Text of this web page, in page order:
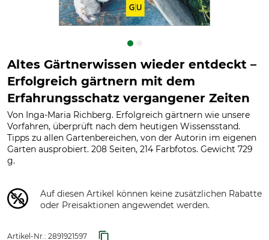
Altes Gärtnerwissen wieder entdeckt –
Erfolgreich gärtnern mit dem
Erfahrungsschatz vergangener Zeiten
Von Inga-Maria Richberg. Erfolgreich gärtnern wie unsere
Vorfahren, überprüft nach dem heutigen Wissensstand.
Tipps zu allen Gartenbereichen, von der Autorin im eigenen
Garten ausprobiert. 208 Seiten, 214 Farbfotos. Gewicht 729
g.
Auf diesen Artikel können keine zusätzlichen Rabatte
oder Preisaktionen angewendet werden.
Artikel-Nr.: 2891921597